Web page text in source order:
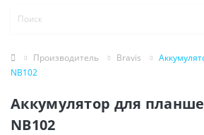
Производитель Bravis
NB102
Аккумулятор для
NB102